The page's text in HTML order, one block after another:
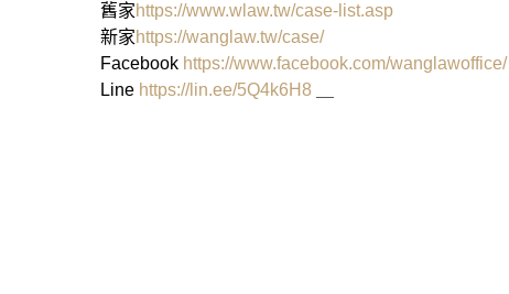
舊家https://www.wlaw.tw/case-list.asp
新家https://wanglaw.tw/case/
Facebook https://www.facebook.com/wanglawoffice/
Line https://lin.ee/5Q4k6H8